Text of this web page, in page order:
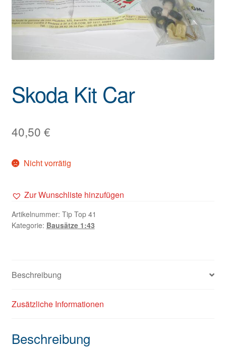
Skoda Kit Car
40,50 €
Nicht vorrätig
Zur Wunschliste hinzufügen
Artikelnummer: Tip Top 41
Kategorie: Bausätze 1:43
Beschreibung
Zusätzliche Informationen
Beschreibung